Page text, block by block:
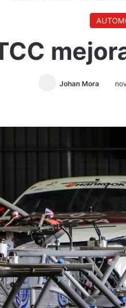
Johan Mora